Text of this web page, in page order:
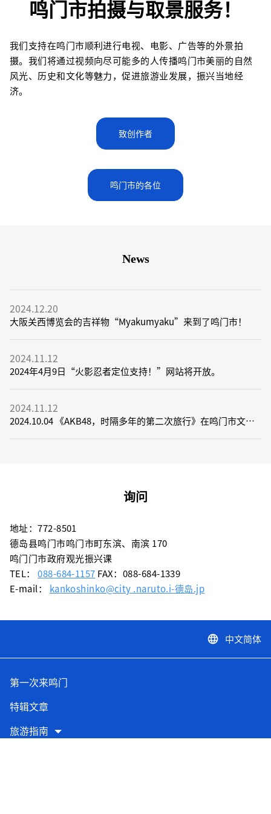
鸣门市拍摄与取景服务！
我们支持在鸣门市顺利进行电视、电影、广告等的外景拍
摄。我们将通过视频向尽可能多的人传播鸣门市美丽的自然
风光、历史和文化等魅力，促进旅游业发展，振兴当地经
济。
致创作者
鸣门市的各位
News
2024.12.20
大阪关西博览会的吉祥物“Myakumyaku”来到了鸣门市！
2024.11.12
2024年4月9日“火影忍者定位支持！”网站将开放。
2024.11.12
2024.10.04 《AKB48，时隔多年的第二次旅行》在鸣门市文化
询问
地址：772-8501
德岛县鸣门市鸣门市町东滨、南滨 170
鸣门门市政府观光振兴课
TEL：088-684-1157 FAX：088-684-1339
E-mail： kankoshinko@city .naruto.i-德岛.jp
language 中文简体
第一次来鸣门
特辑文章
旅游指南